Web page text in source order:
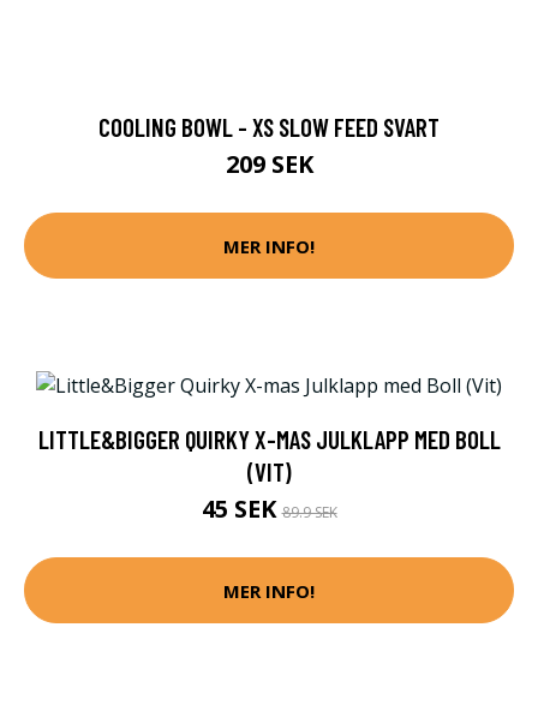
COOLING BOWL - XS SLOW FEED SVART
209 SEK
MER INFO!
LITTLE&BIGGER QUIRKY X-MAS JULKLAPP MED BOLL
(VIT)
45 SEK89.9 SEK
MER INFO!